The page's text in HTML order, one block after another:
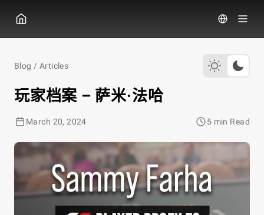
Blog / Articles
玩家档案 – 萨米·法哈
March 20, 2024 5 min Read